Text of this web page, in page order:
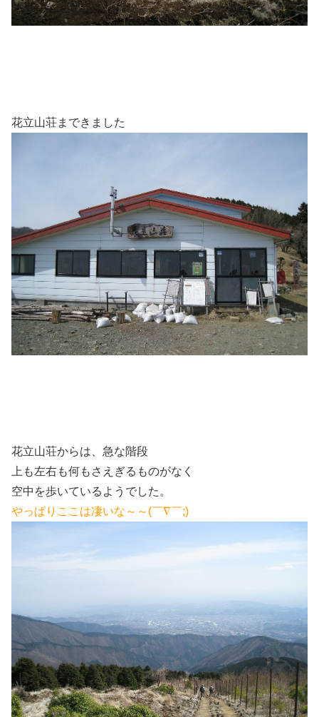
花立山荘まできました
花立山荘からは、急な階段
上も左右も何もさえぎるものがなく
空中を歩いているようでした。
やっぱりここは凄いな～～(￣∇￣;)